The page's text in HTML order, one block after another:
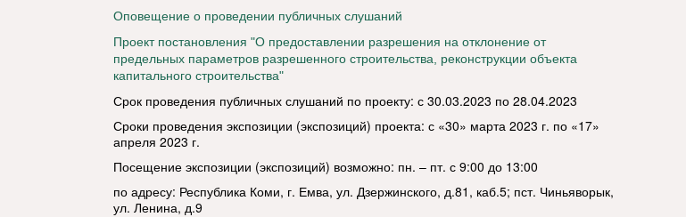
Оповещение о проведении публичных слушаний
Проект постановления "О предоставлении разрешения на отклонение от
предельных параметров разрешенного строительства, реконструкции объекта
капитального строительства"
Срок проведения публичных слушаний по проекту: с 30.03.2023 по 28.04.2023
Сроки проведения экспозиции (экспозиций) проекта: с «30» марта 2023 г. по «17»
апреля 2023 г.
Посещение экспозиции (экспозиций) возможно: пн. – пт. с 9:00 до 13:00
по адресу: Республика Коми, г. Емва, ул. Дзержинского, д.81, каб.5; пст. Чиньяворык,
ул. Ленина, д.9